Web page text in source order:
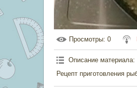
Просмотры: 0
Описание материала:
Рецепт приготовления